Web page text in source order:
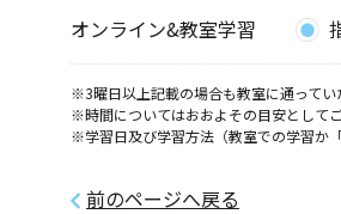
オンライン&教室学習
※3曜日以上記載の場合も教室に通ってい
※時間についてはおおよその目安として
※学習日及び学習方法（教室での学習か
前のページへ戻る